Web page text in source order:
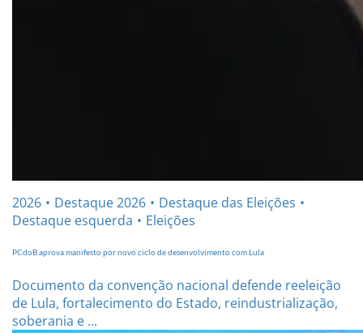
2026 Destaque 2026
Destaque das Eleições
Destaque esquerda
Eleições
PCdoB aprova manifesto por novo ciclo de desenvolvimento com Lula
Documento da convenção nacional defende reeleição
de Lula, fortalecimento do Estado, reindustrialização,
soberania e ...